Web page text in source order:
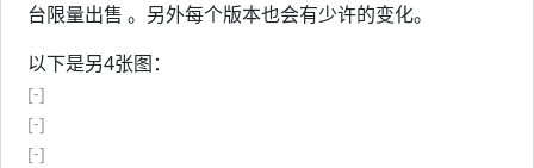
台限量出售 。另外每个版本也会有少许的变化。
以下是另4张图：
[-]
[-]
[-]